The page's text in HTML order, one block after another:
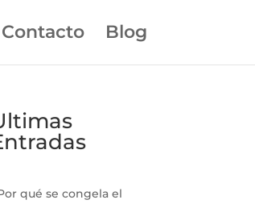
Contacto Blog
qué se congela el